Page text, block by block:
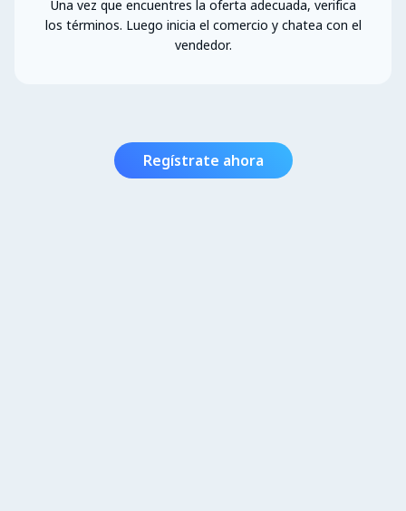
Una vez que encuentres la oferta adecuada, verifica
los términos. Luego inicia el comercio y chatea con el
vendedor.
Regístrate ahora